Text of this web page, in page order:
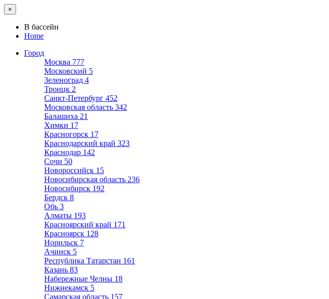
×
В бассейн
Home
Город
Москва 777
Московский 5
Зеленоград 4
Троицк 2
Санкт-Петербург 452
Московская область 342
Балашиха 21
Химки 17
Красногорск 17
Краснодарский край 323
Краснодар 142
Сочи 50
Новороссийск 15
Новосибирская область 236
Новосибирск 192
Бердск 8
Обь 3
Алматы 193
Красноярский край 171
Красноярск 128
Норильск 7
Ачинск 5
Республика Татарстан 161
Казань 83
Набережные Челны 18
Нижнекамск 5
Самарская область 157